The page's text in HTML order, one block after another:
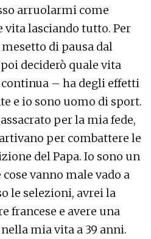
arruolarmi come
vita lasciando tutto. Per
di pausa dal
deciderò quale vita
– ha degli effetti
e io sono uomo di sport.
per la mia fede,
per combattere le
del Papa. Io sono un
vanno male vado a
le selezioni, avrei la
francese e avere una
mia vita a 39 anni.